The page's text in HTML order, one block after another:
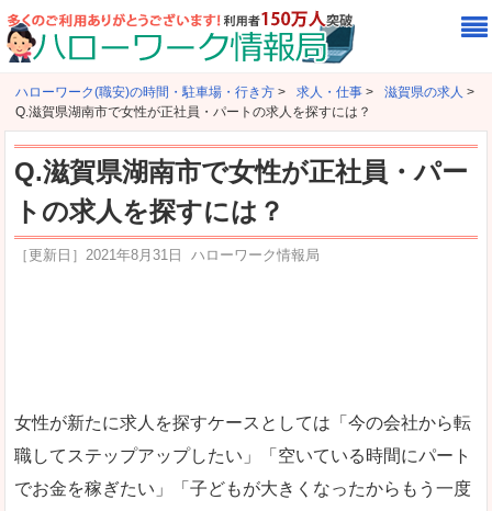
ハローワーク(職安)の時間・駐車場・行き方 > 求人・仕事 > 滋賀県の求人 >
Q.滋賀県湖南市で女性が正社員・パートの求人を探すには？
Q.滋賀県湖南市で女性が正社員・パー
トの求人を探すには？
［更新日］ 2021年8月31日 ハローワーク情報局
女性が新たに求人を探すケースとしては「今の会社から転
職してステップアップしたい」「空いている時間にパート
でお金を稼ぎたい」「子どもが大きくなったからもう一度